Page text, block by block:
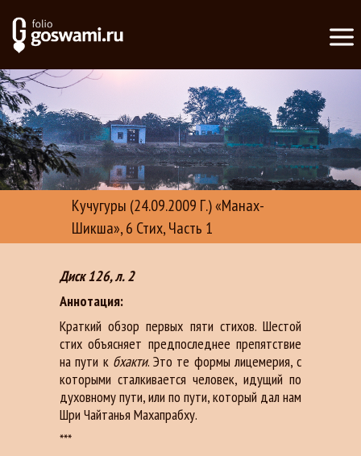
Кучугуры (24.09.2009 Г.) «Манах-
Шикша», 6 Стих, Часть 1
Диск 126, л. 2
Аннотация:
Краткий обзор первых пяти стихов. Шестой
стих объясняет предпоследнее препятствие
на пути к бхакти. Это те формы лицемерия, с
которыми сталкивается человек, идущий по
духовному пути, или по пути, который дал нам
Шри Чайтанья Махапрабху.
***